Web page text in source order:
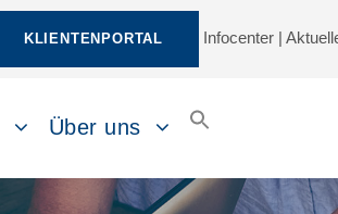
KLIENTENPORTAL Infocenter |
Über uns